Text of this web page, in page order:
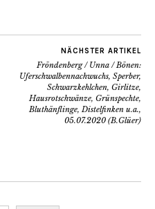
NÄCHSTER ARTIKEL
Fröndenberg / Unna / Bönen:
Uferschwalbennachwuchs, Sperber,
Schwarzkehlchen, Girlitze,
Hausrotschwänze, Grünspechte,
Bluthänflinge, Distelfinken u.a.,
05.07.2020 (B.Glüer)